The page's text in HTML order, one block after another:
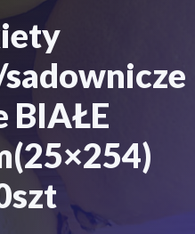
BIAŁE